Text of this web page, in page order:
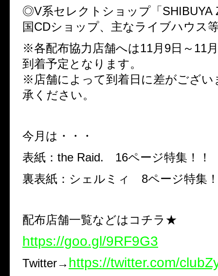
◎V系セレクトショップ「SHIBUYA
国CDショップ、主なライブハウス
※各配布協力店舗へは11月9日～11
到着予定となります。
※店舗によって到着日に差がござい
承ください。
今月は・・・
表紙：the Raid. 16ページ特集！！
裏表紙：シェルミィ 8ページ特集
配布店舗一覧などはコチラ★
https://goo.gl/9RF9G3
Twitter→ https://twitter.com/